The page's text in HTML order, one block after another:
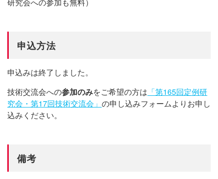
申込方法
申込みは終了しました。
技術交流会への参加のみをご希望の方は 「第165回定例研
究会・第17回技術交流会」 の申し込みフォームよりお申し
込みください。
備考